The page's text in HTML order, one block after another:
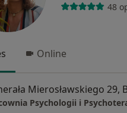
48
Online
Mierosławskiego 29,
Psychologii i